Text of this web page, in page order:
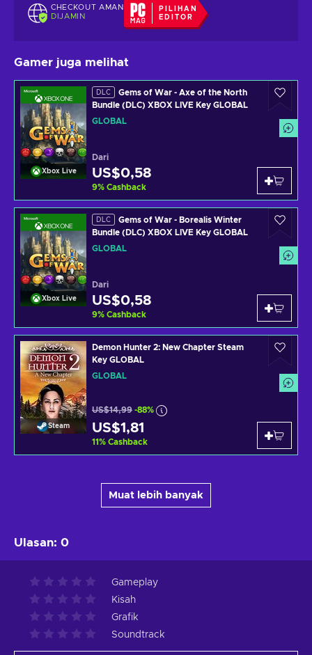
CHECKOUT AMAN
DIJAMIN
PILIHAN
EDITOR
Gamer juga melihat
Xbox Live
DLC
Gems of War - Axe of the North
Bundle (DLC) XBOX LIVE Key GLOBAL
GLOBAL
Dari
US$0,58
9% Cashback
Xbox Live
DLC
Gems of War - Borealis Winter
Bundle (DLC) XBOX LIVE Key GLOBAL
GLOBAL
Dari
US$0,58
9% Cashback
Steam
Demon Hunter 2: New Chapter Steam
Key GLOBAL
GLOBAL
US$14,99 -88%
US$1,81
11% Cashback
Muat lebih banyak
Ulasan: 0
Gameplay
Kisah
Grafik
Soundtrack